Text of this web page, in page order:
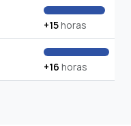
+15horas
+16 horas